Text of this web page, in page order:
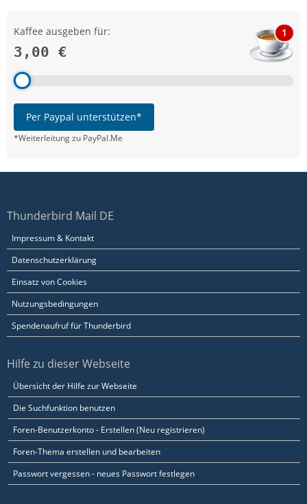
Kaffee ausgeben für:
3,00 €
1
Per Paypal unterstützen*
*Weiterleitung zu PayPal.Me
Thunderbird Mail DE
Impressum & Kontakt
Datenschutzerklärung
Einsatz von Cookies
Nutzungsbedingungen
Spendenaufruf für Thunderbird
Hilfe zu dieser Webseite
Übersicht der Hilfe zur Webseite
Die Suchfunktion benutzen
Foren-Benutzerkonto - Erstellen (Neu registrieren)
Foren-Thema erstellen und bearbeiten
Passwort vergessen - neues Passwort festlegen